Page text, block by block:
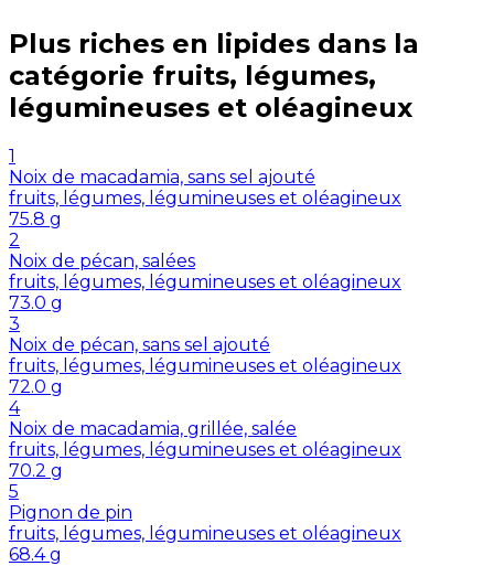
Plus riches en lipides dans la
catégorie fruits, légumes,
légumineuses et oléagineux
1
Noix de macadamia, sans sel ajouté
fruits, légumes, légumineuses et oléagineux
75.8 g
2
Noix de pécan, salées
fruits, légumes, légumineuses et oléagineux
73.0 g
3
Noix de pécan, sans sel ajouté
fruits, légumes, légumineuses et oléagineux
72.0 g
4
Noix de macadamia, grillée, salée
fruits, légumes, légumineuses et oléagineux
70.2 g
5
Pignon de pin
fruits, légumes, légumineuses et oléagineux
68.4 g